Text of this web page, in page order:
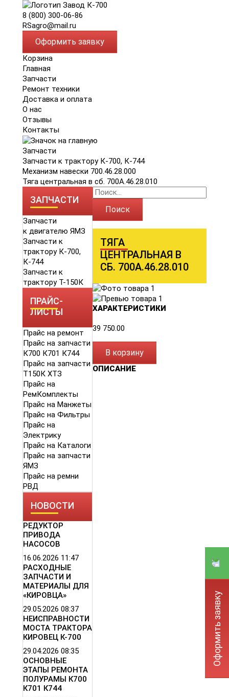
8 (800) 300-06-86
RSagro@mail.ru
Оформить заявку
Корзина
Главная
Запчасти
Ремонт техники
Доставка и оплата
О нас
Отзывы
Контакты
Запчасти
Запчасти к трактору К-700, К-744
Механизм навески 700.46.28.000
Тяга центральная в сб. 700А.46.28.010
ЗАПЧАСТИ
Запчасти
к двигателю ЯМЗ
Запчасти к
трактору К-700,
К-744
Запчасти к
трактору Т-150К
ПРАЙС-
ЛИСТЫ
Прайс на ремонт
Прайс на запчасти
К700 К701 К744
Прайс на запчасти
Т150К ХТЗ
Прайс на
РемКомплекты
Прайс на Манжеты
Прайс на Фильтры
Прайс на
Электрику
Прайс на Каталоги
Прайс на запчасти
ЯМЗ
Прайс на ремни
РВД
НОВОСТИ
РЕДУКТОР
ПРИВОДА
НАСОСОВ
16.06.2026 11:47
РАСХОДНЫЕ
ЗАПЧАСТИ И
МАТЕРИАЛЫ ДЛЯ
«КИРОВЦА»
29.05.2026 08:37
НЕИСПРАВНОСТИ
МОСТА ТРАКТОРА
КИРОВЕЦ К-700
29.04.2026 08:35
ОСНОВНЫЕ
ЭТАПЫ РЕМОНТА
ПОЛУРАМЫ К700
К701 К744
Поиск
ТЯГА
ЦЕНТРАЛЬНАЯ В
СБ. 700А.46.28.010
ХАРАКТЕРИСТИКИ
39 750.00
В корзину
ОПИСАНИЕ
Оформить заявку